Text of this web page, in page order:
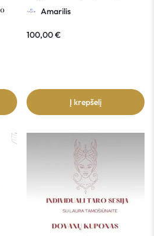
Amarilis
100,00€
Į krepšelį